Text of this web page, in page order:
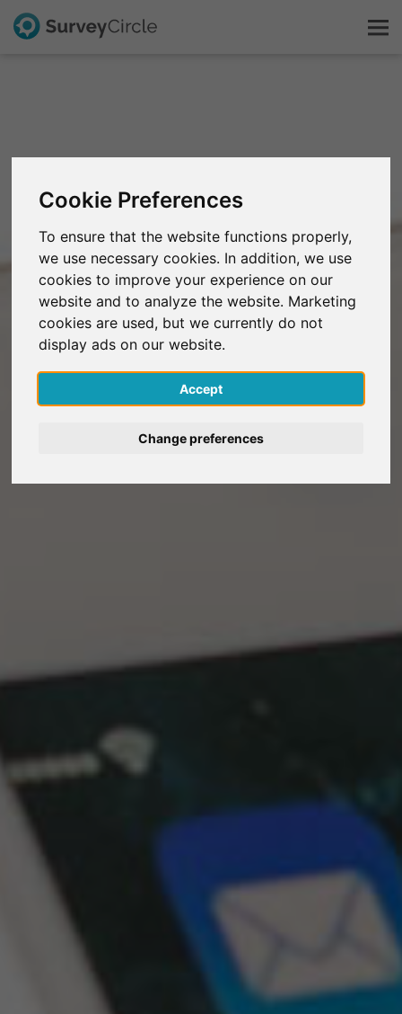
Cookie Preferences
To ensure that the website functions properly,
we use necessary cookies. In addition, we use
cookies to improve your experience on our
website and to analyze the website. Marketing
cookies are used, but we currently do not
display ads on our website.
Accept
Change preferences
Explorer la recherche
FAQ
S'inscrire gratuitement
S'inscrire
English
Deutsch
Nederlands